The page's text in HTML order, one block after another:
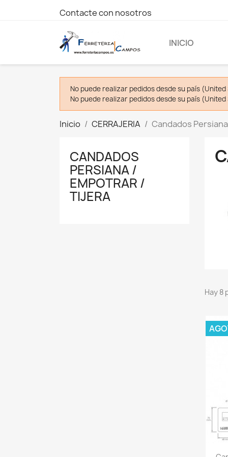
Contacte con nosotros
INICIO
No puede realizar pedidos desde su país
No puede realizar pedidos desde su país
Inicio CERRAJERIA Candados
CANDADOS
PERSIANA /
EMPOTRAR /
TIJERA
Hay 8